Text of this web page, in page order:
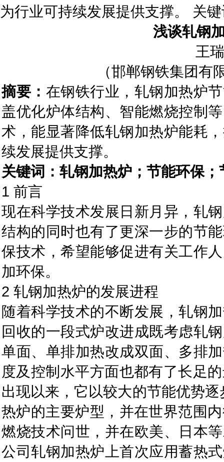
为行业可持续发展提供支撑。 关
浅谈轧钢
王
（邯郸钢铁集团
摘要： 在钢铁行业，轧钢加热炉
盖优化炉体结构、智能燃烧控制
术，能显著降低轧钢加热炉能耗
续发展提供支撑。
关键词：轧钢加热炉；节能环保；
1 前言
现在科学技术发展日新月异，轧
结构的同时也有了更深一步的节
保技术，希望能够促进有关工作
加环保。
2 轧钢加热炉的发展进程
随着科学技术的不断发展，轧钢
回收的一段式炉改进成既考虑轧
单面、单排加热改成双面、多排
度及控制水平方面也都有了长足
出现以来，它以较大的节能优势
热炉的主要炉型，并在世界范围
燃烧技术问世，并在欧美、日本
公司轧钢加热炉上首次应用蓄热